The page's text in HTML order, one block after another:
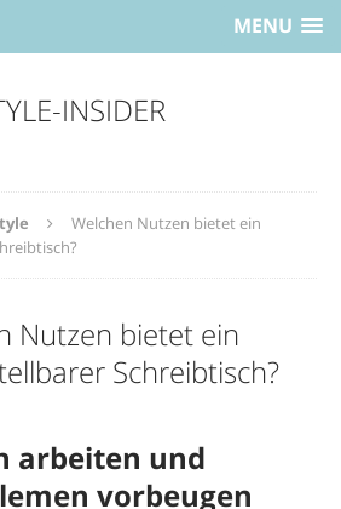
MENU
INSIDER
Welchen Nutzen bietet ein
Nutzen bietet ein
Schreibtisch?
arbeiten und
vorbeugen